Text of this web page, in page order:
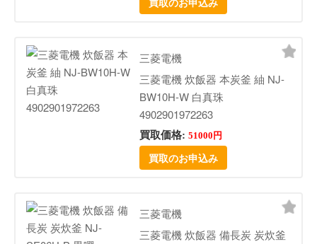
三菱電機
三菱電機 炊飯器 本炭釜 紬 NJ-
BW10H-W 白真珠
4902901972263
買取価格: 51000円
買取のお申込み
三菱電機
三菱電機 炊飯器 備長炭 炭炊釜